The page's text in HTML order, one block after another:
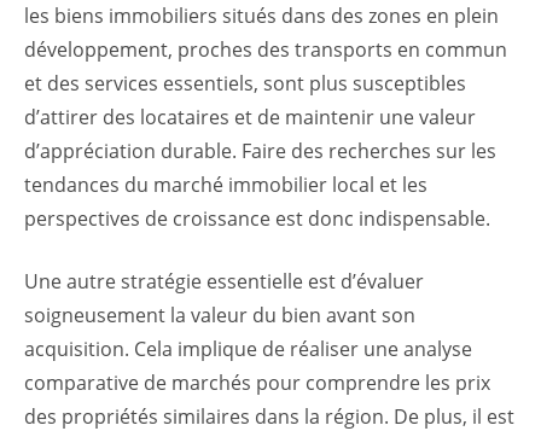
les biens immobiliers situés dans des zones en plein
développement, proches des transports en commun
et des services essentiels, sont plus susceptibles
d’attirer des locataires et de maintenir une valeur
d’appréciation durable. Faire des recherches sur les
tendances du marché immobilier local et les
perspectives de croissance est donc indispensable.
Une autre stratégie essentielle est d’évaluer
soigneusement la valeur du bien avant son
acquisition. Cela implique de réaliser une analyse
comparative de marchés pour comprendre les prix
des propriétés similaires dans la région. De plus, il est